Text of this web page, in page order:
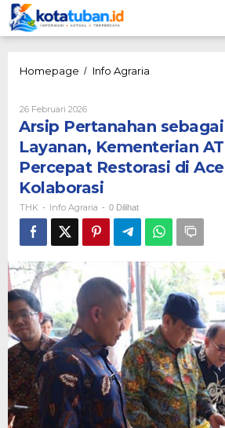
Lewati
ke
konten
Homepage / Info Agraria
Layanan,
Kementerian
ATR/BPN
Percepat
Melalui
Kolaborasi
26 Februari 2026Oleh
THK
Arsip Pertanahan
Layanan, Kementerian
Percepat Restorasi di
Kolaborasi
THK - Info Agraria - 0 Dilihat